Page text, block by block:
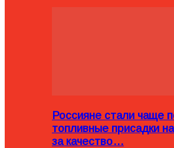
Россияне стали чаще
топливные присадки
за качество…